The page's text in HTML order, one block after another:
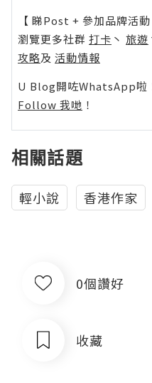
【 睇Post + 參加品牌活動
瀏覽更多社群 打卡 丶 旅遊
攻略及 活動情報
U Blog開咗WhatsApp啦
Follow 我哋 ！
相關話題
輕小說 香港作家
0個讚好
收藏